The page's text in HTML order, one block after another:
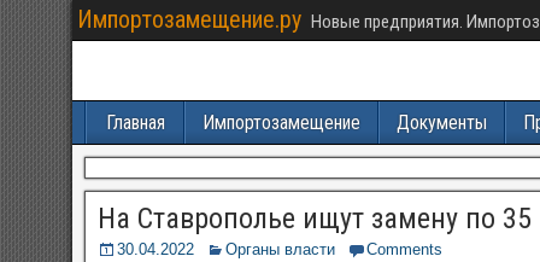
Импортозамещение.ру Новые предприятия.
Главная Импортозамещение Документы
На Ставрополье ищут замену по
30.04.2022 Органы власти Comments